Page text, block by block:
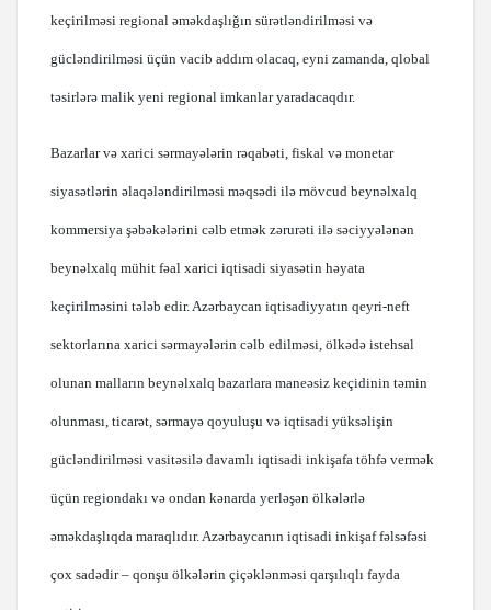
keçirilməsi regional əməkdaşlığın sürətləndirilməsi və
gücləndirilməsi üçün vacib addım olacaq, eyni zamanda, qlobal
təsirlərə malik yeni regional imkanlar yaradacaqdır.
Bazarlar və xarici sərmayələrin rəqabəti, fiskal və monetar
siyasətlərin əlaqələndirilməsi məqsədi ilə mövcud beynəlxalq
kommersiya şəbəkələrini cəlb etmək zərurəti ilə səciyyələnən
beynəlxalq mühit fəal xarici iqtisadi siyasətin həyata
keçirilməsini tələb edir. Azərbaycan iqtisadiyyatın qeyri-neft
sektorlarına xarici sərmayələrin cəlb edilməsi, ölkədə istehsal
olunan malların beynəlxalq bazarlara maneəsiz keçidinin təmin
olunması, ticarət, sərmayə qoyuluşu və iqtisadi yüksəlişin
gücləndirilməsi vasitəsilə davamlı iqtisadi inkişafa töhfə vermək
üçün regiondakı və ondan kənarda yerləşən ölkələrlə
əməkdaşlıqda maraqlıdır. Azərbaycanın iqtisadi inkişaf fəlsəfəsi
çox sadədir – qonşu ölkələrin çiçəklənməsi qarşılıqlı fayda